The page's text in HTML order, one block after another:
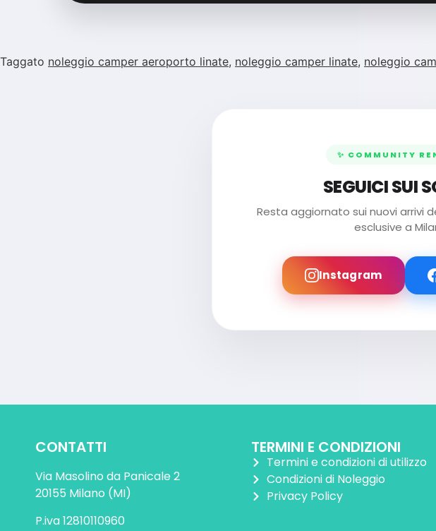
Taggato noleggio camper aeroporto linate, noleggio camper linate, noleggio
✨ COMMUNITY
SEGUICI SUI
Resta aggiornato sui nuovi arrivi
esclusive a
Instagram
CONTATTI
Via Masolino da Panicale 2
20155 Milano (MI)
P.iva 12810110960
TERMINI E CONDIZIONI
Termini e condizioni di utilizzo
Condizioni di Noleggio
Privacy Policy